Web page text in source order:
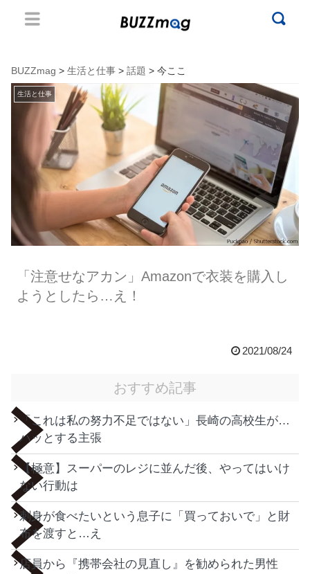
BUZZmag > 生活と仕事 > 話題 > 今ここ
生活と仕事
「注意せなアカン」Amazonで衣装を購入し
ようとしたら…え！
2021/08/24
おすすめ記事
「これは私の努力不足ではない」長崎の高校生が…
ハッとする主張
【極意】スーパーのレジに並んだ後、やってはいけ
ない行動は
刺身が食べたいという息子に「買っておいで」と財
布を渡すと…え
店員から『携帯会社の見直し』を勧められた男性